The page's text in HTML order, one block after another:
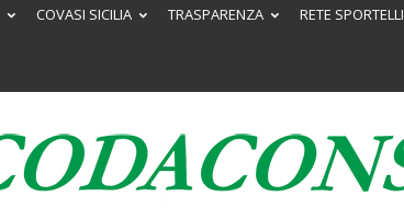
COVASI SICILIA TRASPARENZA RETE SPORTELLI